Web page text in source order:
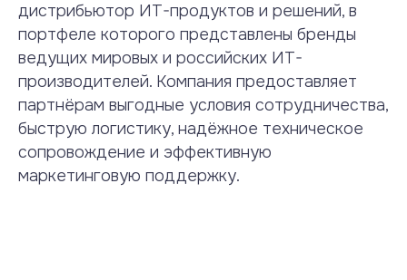
дистрибьютор ИT-продуктов и решений, в
портфеле которого представлены бренды
ведущих мировых и российских ИT-
производителей. Компания предоставляет
партнёрам выгодные условия сотрудничества,
быструю логистику, надёжное техническое
сопровождение и эффективную
маркетинговую поддержку.